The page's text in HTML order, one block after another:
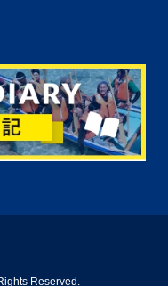
Reserved.